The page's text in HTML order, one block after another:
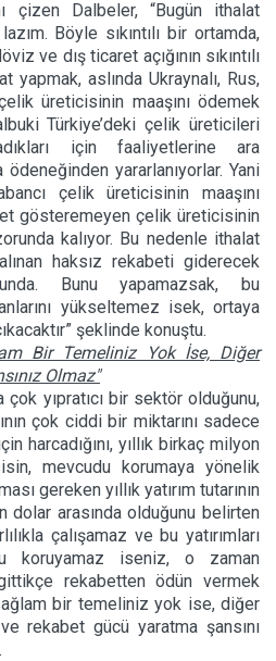
çizen Dalbeler, “Bugün ithalat
Böyle sıkıntılı bir ortamda,
ve dış ticaret açığının sıkıntılı
yapmak, aslında Ukraynalı, Rus,
üreticisinin maaşını ödemek
Türkiye’deki çelik üreticileri
için faaliyetlerine ara
yararlanıyorlar. Yani
çelik üreticisinin maaşını
gösteremeyen çelik üreticisinin
kalıyor. Bu nedenle ithalat
haksız rekabeti giderecek
Bunu yapamazsak, bu
yükseltemez isek, ortaya
şeklinde konuştu.
Bir Temeliniz Yok İse, Diğer
Olmaz"
yıpratıcı bir sektör olduğunu,
çok ciddi bir miktarını sadece
harcadığını, yıllık birkaç milyon
mevcudu korumaya yönelik
gereken yıllık yatırım tutarının
dolar arasında olduğunu belirten
çalışamaz ve bu yatırımları
koruyamaz iseniz, o zaman
rekabetten ödün vermek
bir temeliniz yok ise, diğer
rekabet gücü yaratma şansını